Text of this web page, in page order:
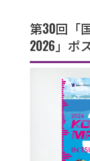
第30回「
2026」ポ